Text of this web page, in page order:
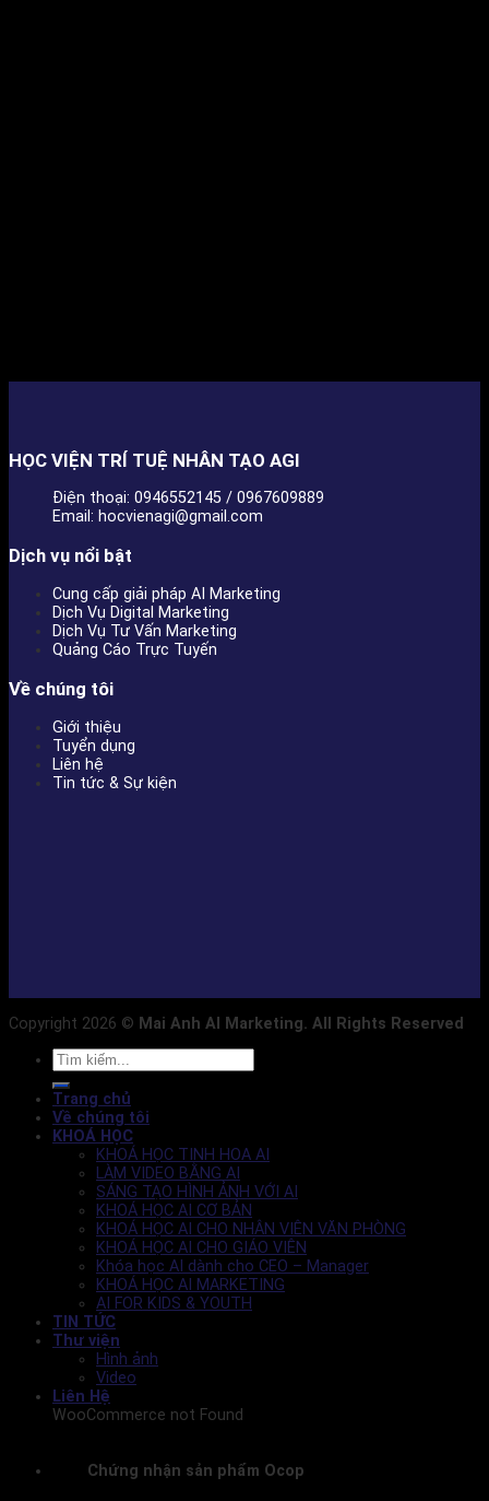
HỌC VIỆN TRÍ TUỆ NHÂN TẠO AGI
Điện thoại: 0946552145 / 0967609889
Email: hocvienagi@gmail.com
Dịch vụ nổi bật
Cung cấp giải pháp AI Marketing
Dịch Vụ Digital Marketing
Dịch Vụ Tư Vấn Marketing
Quảng Cáo Trực Tuyến
Về chúng tôi
Giới thiệu
Tuyển dụng
Liên hệ
Tin tức & Sự kiện
Copyright 2026 © Mai Anh AI Marketing. All Rights Reserved
Trang chủ
Về chúng tôi
KHOÁ HỌC
KHOÁ HỌC TINH HOA AI
LÀM VIDEO BẰNG AI
SÁNG TẠO HÌNH ẢNH VỚI AI
KHOÁ HỌC AI CƠ BẢN
KHOÁ HỌC AI CHO NHÂN VIÊN VĂN PHÒNG
KHOÁ HỌC AI CHO GIÁO VIÊN
Khóa học AI dành cho CEO – Manager
KHOÁ HỌC AI MARKETING
AI FOR KIDS & YOUTH
TIN TỨC
Thư viện
Hình ảnh
Video
Liên Hệ
WooCommerce not Found
Chứng nhận sản phẩm Ocop